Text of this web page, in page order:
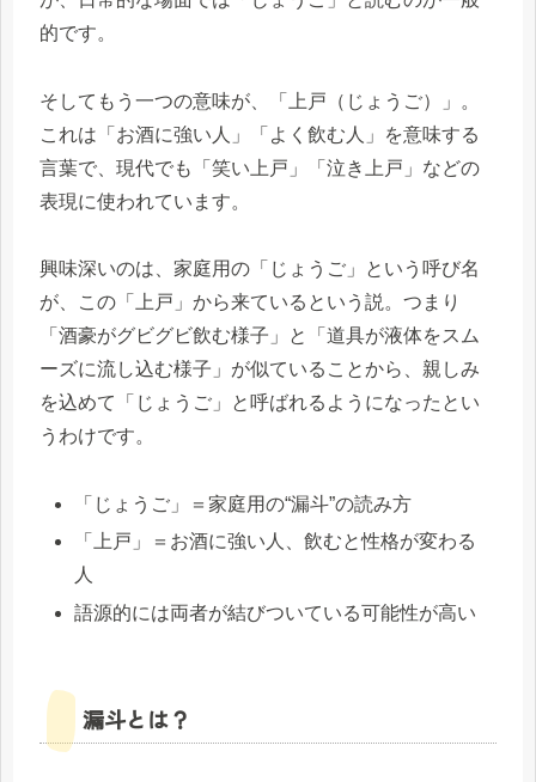
的です。
そしてもう一つの意味が、「上戸（じょうご）」。
これは「お酒に強い人」「よく飲む人」を意味する
言葉で、現代でも「笑い上戸」「泣き上戸」などの
表現に使われています。
興味深いのは、家庭用の「じょうご」という呼び名
が、この「上戸」から来ているという説。つまり
「酒豪がグビグビ飲む様子」と「道具が液体をスム
ーズに流し込む様子」が似ていることから、親しみ
を込めて「じょうご」と呼ばれるようになったとい
うわけです。
「じょうご」＝家庭用の“漏斗”の読み方
「上戸」＝お酒に強い人、飲むと性格が変わる
人
語源的には両者が結びついている可能性が高い
漏斗とは？